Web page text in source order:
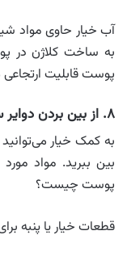
آب خیار حاوی مواد
به ساخت کلاژن در
پوست قابلیت
۸. از بین بردن دوایر سیاه
به کمک خیار
بین ببرید. مواد
پوست چیست؟
قطعات خیار یا پنبه